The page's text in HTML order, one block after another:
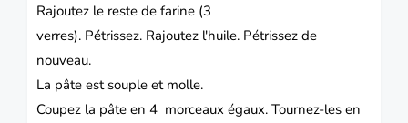
Rajoutez le reste de farine (3
verres). Pétrissez. Rajoutez l'huile. Pétrissez de
nouveau.
La pâte est souple et molle.
Coupez la pâte en 4 morceaux égaux. Tournez-les en